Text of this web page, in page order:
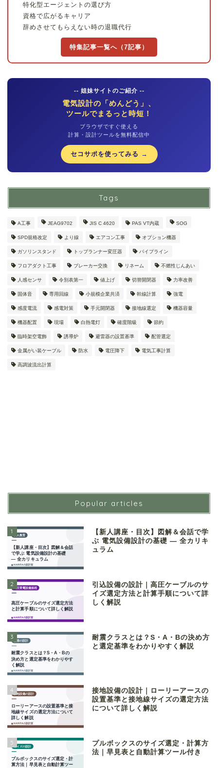
特化型エージェントの選び方
資格で広がるキャリア
辞めさせてもらえない時の退職代行
特集記事一覧へ（7記事）
-- 姐妹サイトのご紹介 --
電気設計の「めんどう」、
ツールでまるっと時短！
ブラウザですぐ使える
計算・設計ツールを無料配信中
セコサポを使ってみる →
Tags
A工事 JEAG9702 JIS C 4620 PAS VT内蔵 SOG
SPD規格改定 より線 エアコン工事 オプション機器
ガソリンスタンド トップランナー変圧器 パイプライン
フロアダクト工事 ブレーカー交換 リネーム 不燃性じんあい
人感センサ 令別表第一 値上げ 切替開閉器 力率改善
固体音 専用回線 小規模企業共済 幹線計算 強電
感度電流 感電対策 手元開閉器 接地線選定 機器容量
機器配置 現場 白熱電灯 確度階級 節約
臨時架空電飾 誘導炉 避雷器の設置基準 配管選定
金属がい装ケーブル 防水 電圧降下 電気工事計算
高調波流出計算
Popular articles
1
【新人講座・目次】図解＆会話で学
ぶ 電気設備設計の基礎 ― 全カリキ
ュラム
2
引込設備の設計｜高圧ケーブルのサ
イズ選定方法と計算手順について詳
しく解説
3
耐震クラスとは？S・A・Bの決め方
と選定基準をわかりやすく解説
4
接地設備の設計｜ローリーアースの
設置基準と接地線サイズの選定方法
について詳しく解説
5
プルボックスのサイズ選定・計算方
法｜早見表と自動計算ツール付き